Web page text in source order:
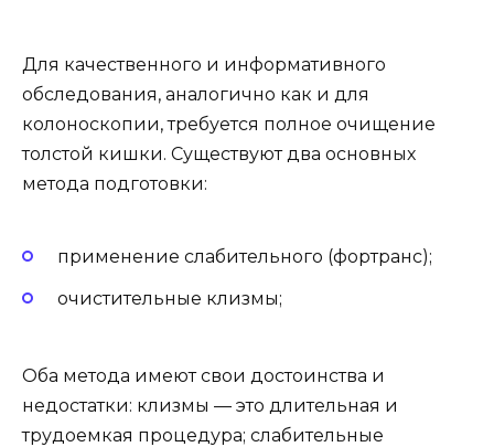
Для качественного и информативного
обследования, аналогично как и для
колоноскопии, требуется полное очищение
толстой кишки. Существуют два основных
метода подготовки:
применение слабительного (фортранс);
очистительные клизмы;
Оба метода имеют свои достоинства и
недостатки: клизмы — это длительная и
трудоемкая процедура; слабительные